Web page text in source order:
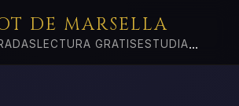
DE MARSELLA
LECTURA GRATIS ESTUDIA...